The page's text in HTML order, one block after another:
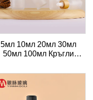
5мл 10мл 20мл 30мл
50мл 100мл Кръгли
есенциални масла с
променливо